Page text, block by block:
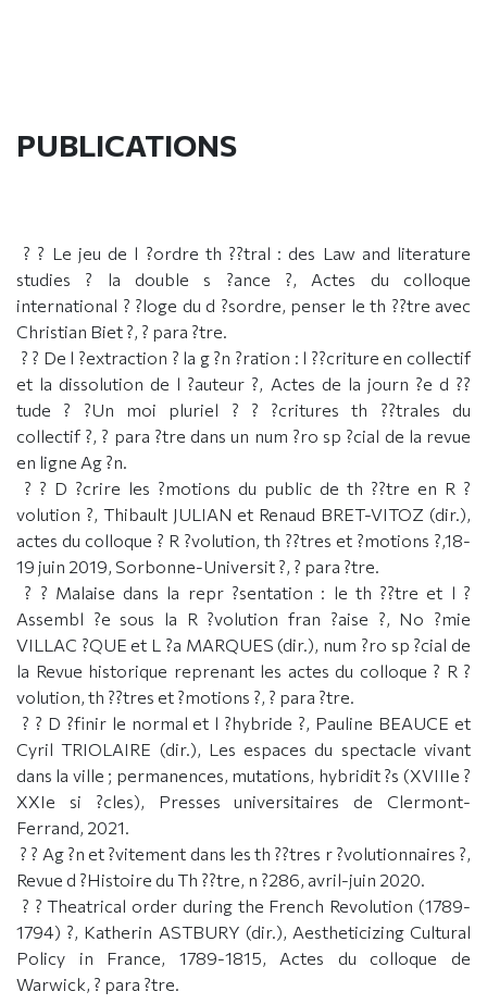
PUBLICATIONS
? ? Le jeu de l ?ordre th ??tral : des Law and literature
studies ? la double s ?ance ?, Actes du colloque
international ? ?loge du d ?sordre, penser le th ??tre avec
Christian Biet ?, ? para ?tre.
? ? De l ?extraction ? la g ?n ?ration : l ??criture en collectif
et la dissolution de l ?auteur ?, Actes de la journ ?e d ??
tude ? ?Un moi pluriel ? ? ?critures th ??trales du
collectif ?, ? para ?tre dans un num ?ro sp ?cial de la revue
en ligne Ag ?n.
? ? D ?crire les ?motions du public de th ??tre en R ?
volution ?, Thibault JULIAN et Renaud BRET-VITOZ (dir.),
actes du colloque ? R ?volution, th ??tres et ?motions ?,18-
19 juin 2019, Sorbonne-Universit ?, ? para ?tre.
? ? Malaise dans la repr ?sentation : le th ??tre et l ?
Assembl ?e sous la R ?volution fran ?aise ?, No ?mie
VILLAC ?QUE et L ?a MARQUES (dir.), num ?ro sp ?cial de
la Revue historique reprenant les actes du colloque ? R ?
volution, th ??tres et ?motions ?, ? para ?tre.
? ? D ?finir le normal et l ?hybride ?, Pauline BEAUCE et
Cyril TRIOLAIRE (dir.), Les espaces du spectacle vivant
dans la ville ; permanences, mutations, hybridit ?s (XVIIIe ?
XXIe si ?cles), Presses universitaires de Clermont-
Ferrand, 2021.
? ? Ag ?n et ?vitement dans les th ??tres r ?volutionnaires ?,
Revue d ?Histoire du Th ??tre, n ?286, avril-juin 2020.
? ? Theatrical order during the French Revolution (1789-
1794) ?, Katherin ASTBURY (dir.), Aestheticizing Cultural
Policy in France, 1789-1815, Actes du colloque de
Warwick, ? para ?tre.